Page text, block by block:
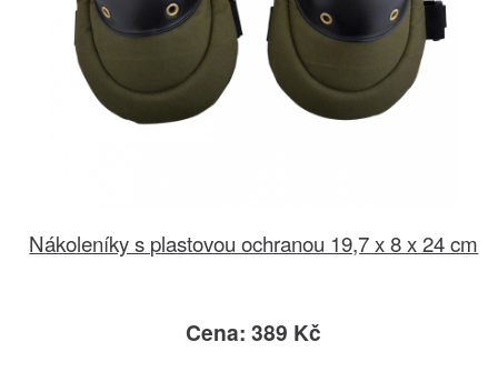
Nákoleníky s plastovou ochranou 19,7 x 8 x 24 cm
Cena: 389 Kč